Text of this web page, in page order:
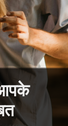
आपके
रिश्ते को और मजूबत